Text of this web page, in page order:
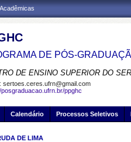
DE PÓS-
DE ENSINO SUPERIOR DO
sertoes.ceres.ufrn@gmail.com
ppghc
Calendário Processos Seletivos
DE LIMA